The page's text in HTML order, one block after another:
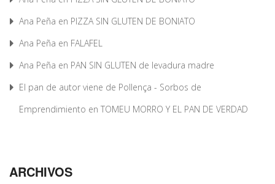
Ana Peña en PIZZA SIN GLUTEN DE BONIATO
Ana Peña en FALAFEL
Ana Peña en PAN SIN GLUTEN de levadura madre
El pan de autor viene de Pollença - Sorbos de
Emprendimiento en TOMEU MORRO Y EL PAN DE VERDAD
ARCHIVOS